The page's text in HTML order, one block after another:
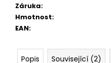
Záruka:
Hmotnost:
EAN:
Popis Související (2)